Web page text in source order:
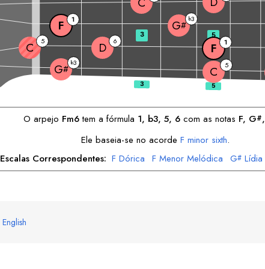
G#
b3
C 5
C 5 D 6 F 1
F
1 G#
b3
3 5
O arpejo Fm6tem a fórmula 1, b3, 5, 6 com as notas F, G#,
Ele baseia-se no acorde Fminor sixth.
Escalas Correspondentes: F Dórica F Menor Melódica G# Lídia
C Menor Harmônica D Lócria D Blues
English